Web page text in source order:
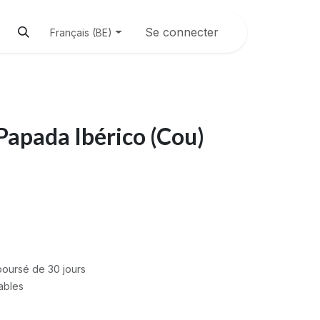
Français (BE) Se connecter
Ibérico (Cou)
de 30 jours